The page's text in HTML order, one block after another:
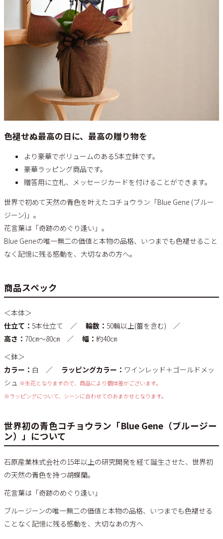
色褪せぬ最高の日に、最高の贈り物を
より豪華でボリュームのある5本立鉢です。
豪華ラッピング商品です。
贈答用に立札、メッセージカードを付けることができます。
世界で初めて天然の青色を叶えたコチョウラン「Blue Gene (ブルー
ジーン)」。
花言葉は「奇跡のめぐり逢い」。
Blue Geneの唯一無二の価値と本物の品格、いつまでも色褪せること
なく記憶に残る感動を、大切なあの方へ。
商品スペック
＜本体＞
仕立て： 5本仕立て ／ 輪数： 50輪以上(蕾を含む) ／
高さ： 70㎝～80㎝ ／ 幅： 約40㎝
＜鉢＞
カラー： 白 ／ ラッピングカラー： ワインレッド＋ゴールドメッ
シュ ※生花となりますので、商品により個体差がございます。
※ラッピングについて、シーンに合わせてのおまかせとなります。
世界初の青色コチョウラン「Blue Gene（ブルージー
ン）」について
石原産業株式会社の15年以上の研究開発を経て誕生させた、世界初
の天然の青色を持つ胡蝶蘭。
花言葉は「奇跡のめぐり逢い」
ブルージーンの唯一無二の価値と本物の品格、いつまでも色褪せる
ことなく記憶に残る感動を、大切なあの方へ